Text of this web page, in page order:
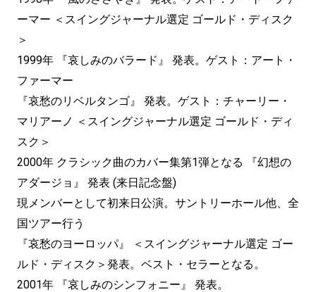
ーマー ＜スイングジャーナル選定 ゴールド・ディスク
＞
1999年 『哀しみのバラード』 発表。ゲスト：アート・
ファーマー
『哀愁のリベルタンゴ』 発表。ゲスト：チャーリー・
マリアーノ ＜スイングジャーナル選定 ゴールド・ディ
スク＞
2000年 クラシック曲のカバー集第1弾となる 『幻想の
アダージョ』 発表 (来日記念盤)
現メンバーとして初来日公演。サントリーホール他、全
国ツアー行う
『哀愁のヨーロッパ』 ＜スイングジャーナル選定 ゴー
ルド・ディスク＞発表。ベスト・セラーとなる。
2001年 『哀しみのシンフォニー』 発表。